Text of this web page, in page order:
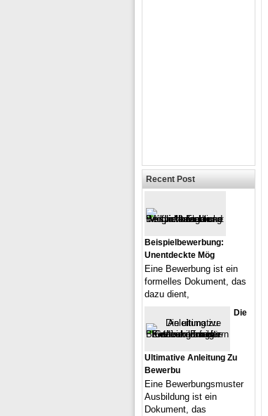
Recent Post
Beispielbewerbung:
Unentdeckte Mög
Eine Bewerbung ist ein
formelles Dokument, das
dazu dient,
Die
Ultimative Anleitung Zu
Bewerbu
Eine Bewerbungsmuster
Ausbildung ist ein
Dokument, das